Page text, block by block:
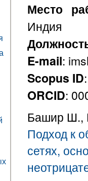
Место
Индия
E-mail:
Scopus ID
ORCID:
Башир Ш.,
Подход к
сетях,